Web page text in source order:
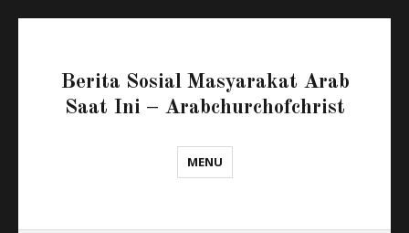
Berita Sosial Masyarakat Arab
Saat Ini – Arabchurchofchrist
MENU